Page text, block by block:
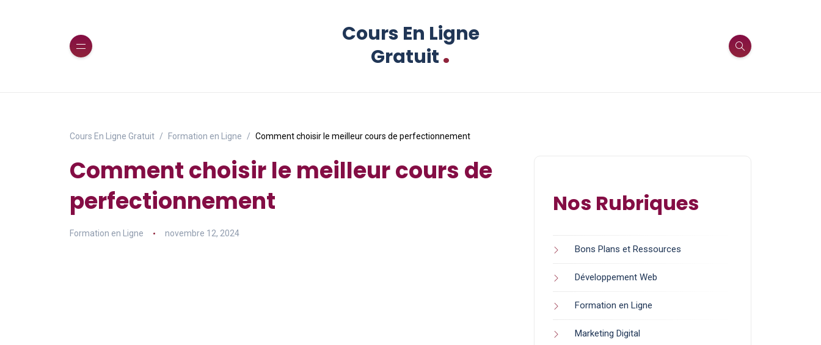
Cours En Ligne
Gratuit.
Cours En Ligne Gratuit Formation en Ligne Comment choisir le meilleur cours de perfectionnement
Comment choisir le meilleur cours de
perfectionnement
Formation en Ligne novembre 12, 2024
Nos Rubriques
Bons Plans et Ressources
Développement Web
Formation en Ligne
Marketing Digital